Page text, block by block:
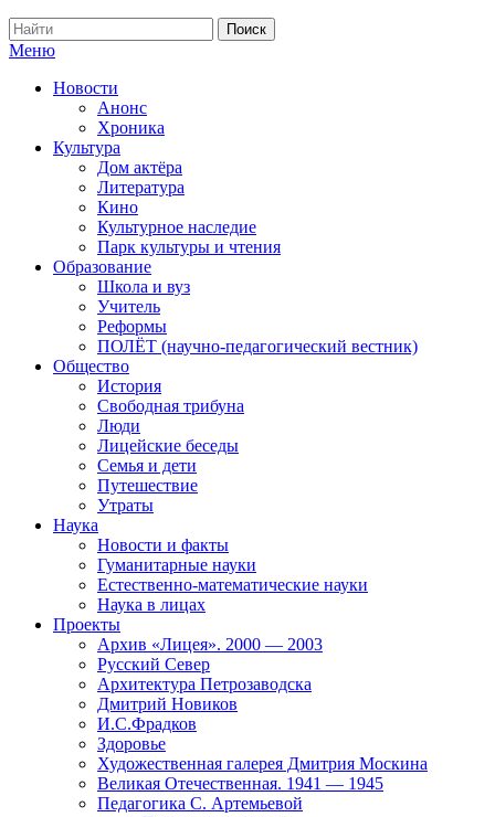
Меню
Новости
Анонс
Хроника
Культура
Дом актёра
Литература
Кино
Культурное наследие
Парк культуры и чтения
Образование
Школа и вуз
Учитель
Реформы
ПОЛЁТ (научно-педагогический вестник)
Общество
История
Свободная трибуна
Люди
Лицейские беседы
Семья и дети
Путешествие
Утраты
Наука
Новости и факты
Гуманитарные науки
Естественно-математические науки
Наука в лицах
Проекты
Архив «Лицея». 2000 — 2003
Русский Север
Архитектура Петрозаводска
Дмитрий Новиков
И.С.Фрадков
Здоровье
Художественная галерея Дмитрия Москина
Великая Отечественная. 1941 — 1945
Педагогика С. Артемьевой